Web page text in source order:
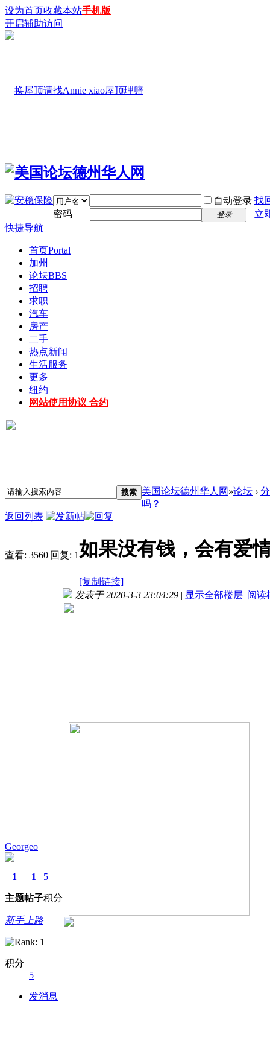
设为首页收藏本站手机版
开启辅助访问
自动登录 找
密码
登录
立
快捷导航
首页Portal
加州
论坛BBS
招聘
求职
汽车
房产
二手
热点新闻
生活服务
更多
纽约
网站使用协议 合约
搜索 美国论坛德州华人网 »论坛 ›
吗？
返回列表
查看: 3560|回复: 1如果没有钱，会有爱
[复制链接]
Georgeo
1
主题
1
帖子
5
积分
新手上路
积分
5
发消息
发表于 2020-3-3 23:04:29 | 显示全部楼层 |阅读